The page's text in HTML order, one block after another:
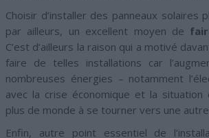
Choisir d’installer des panneaux solaires
par ailleurs, un excellent moyen de
C’est d’ailleurs la raison qui a motivé
faire de telles installations car
nombreuses énergies – notamment
avec la crise économique et la situation
plus de monde à se tourner vers une
Enfin, autre point essentiel de